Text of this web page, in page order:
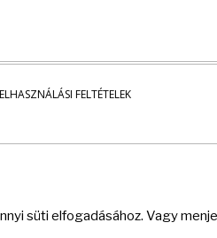
FELTÉTELEK
süti elfogadásához. Vagy